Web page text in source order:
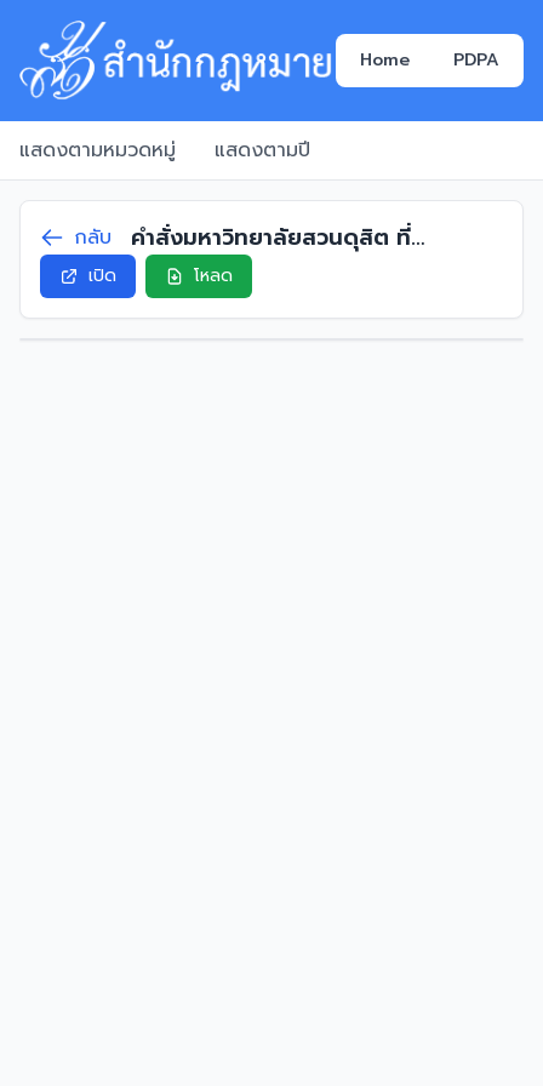
Home PDPA
แสดงตามหมวดหมู่ แสดงตามปี
กลับ
คำสั่งมหาวิทยาลัยสวนดุสิต ที่
3834/2567 เรื่อง แต่งตั้งรองผู้
อำนวยการสถาบันภาษา ศิลปะและ
เปิด โหลด